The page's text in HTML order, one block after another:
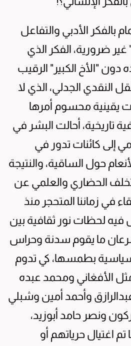
بالفكر الأدبي والتفاعل
ضرورية، الفكر الذي
"الأخ الكبير" الرقيب
النقدي الجدلي، الذي لا
يقينية محسوم أمرها
تاريخية، أحالت البشر في
إلى كائنات تدور في
حول الساقية، والنتيجة
الحضاري والعلمي عن
في زماننا المتحجر منذ
لحظات نور ثقافية بين
ما يقوم سدنة وحراس
بطمسها، كي تدوم
الأفغاني ومحمد عبده
وأحمد أمين وشبلي
ونصر حامد أبوزيد،
اغتيال حرياتهم أو